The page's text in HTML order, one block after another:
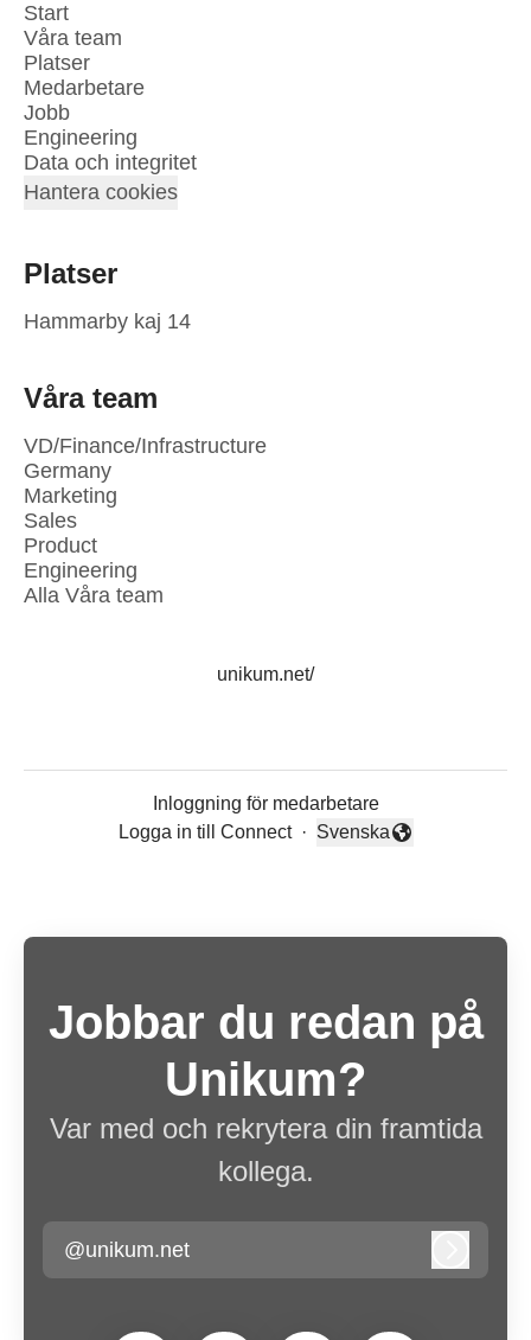
Start
Våra team
Platser
Medarbetare
Jobb
Engineering
Data och integritet
Hantera cookies
Platser
Hammarby kaj 14
Våra team
VD/Finance/Infrastructure
Germany
Marketing
Sales
Product
Engineering
Alla Våra team
unikum.net/
Inloggning för medarbetare
Logga in till Connect
·
Byt språk
Svenska
Jobbar du redan på
Unikum?
Var med och rekrytera din framtida
kollega.
@unikum.net